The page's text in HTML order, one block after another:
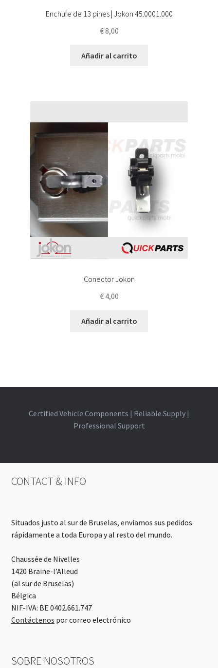
Enchufe de 13 pines | Jokon 45.0001.000
€8,00
Añadir al carrito
Conector Jokon
€4,00
Añadir al carrito
Certified Vehicle Components | Reliable Supply |
Professional Support
CONTACT & INFO
Situados justo al sur de Bruselas, enviamos sus pedidos
rápidamente a toda Europa y al resto del mundo.
Chaussée de Nivelles
1420 Braine-l’Alleud
(al sur de Bruselas)
Bélgica
NIF-IVA: BE 0402.661.747
Contáctenos por correo electrónico
SOBRE NOSOTROS